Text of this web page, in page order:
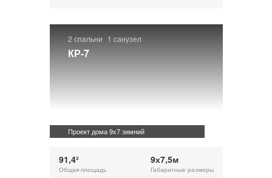
2 спальни 1 санузел
КР-7
Проект дома 9x7 зимний
91,4²
Общая площадь
9х7,5м
Габаритные размеры